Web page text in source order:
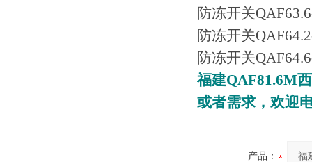
防冻开关
防冻开关
防冻开关
福建QAF81.6M
或者需求，欢迎
产品：